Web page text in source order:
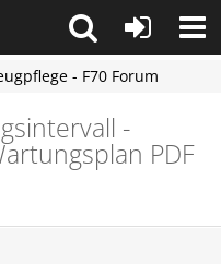
- F70 Forum
-
PDF